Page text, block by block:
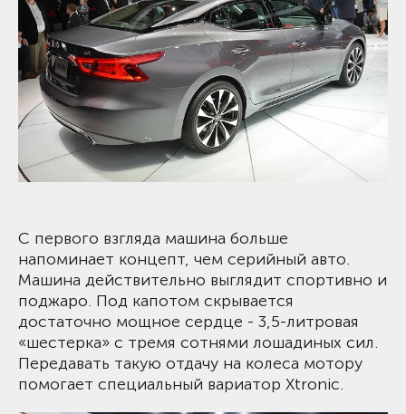
С первого взгляда машина больше
напоминает концепт, чем серийный авто.
Машина действительно выглядит спортивно и
поджаро. Под капотом скрывается
достаточно мощное сердце - 3,5-литровая
«шестерка» с тремя сотнями лошадиных сил.
Передавать такую отдачу на колеса мотору
помогает специальный вариатор Xtronic.